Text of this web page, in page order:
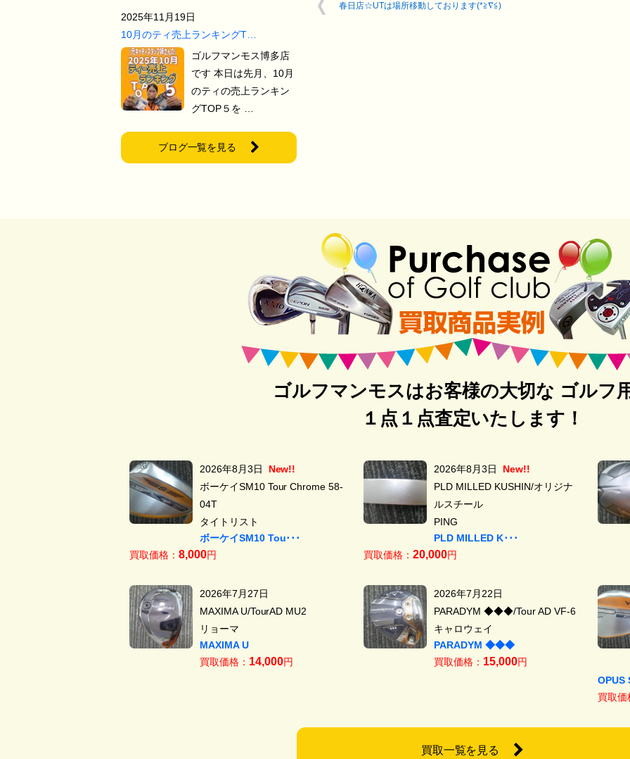
春日店☆UTは場所移動しております(*≧∇≦)
2025年11月19日
10月のティ売上ランキングT…
ゴルフマンモス博多店
です 本日は先月、10月
のティの売上ランキン
グTOP５を …
ブログ一覧を見る
ゴルフマンモスはお客様の大切な ゴルフ
１点１点査定いたします！
2026年8月3日
New!!
ボーケイSM10 Tour Chrome 58-
04T
タイトリスト
ボーケイSM10 Tou･･･
買取価格： 8,000円
2026年8月3日
New!!
PLD MILLED KUSHIN/オリジナ
ルスチール
PING
PLD MILLED K･･･
買取価格： 20,000円
2026年7月27日
MAXIMA U/TourAD MU2
リョーマ
MAXIMA U
買取価格： 14,000円
2026年7月22日
PARADYM ◆◆◆/Tour AD VF-6
キャロウェイ
PARADYM ◆◆◆
買取価格： 15,000円
OPUS
買取価
買取一覧を見る